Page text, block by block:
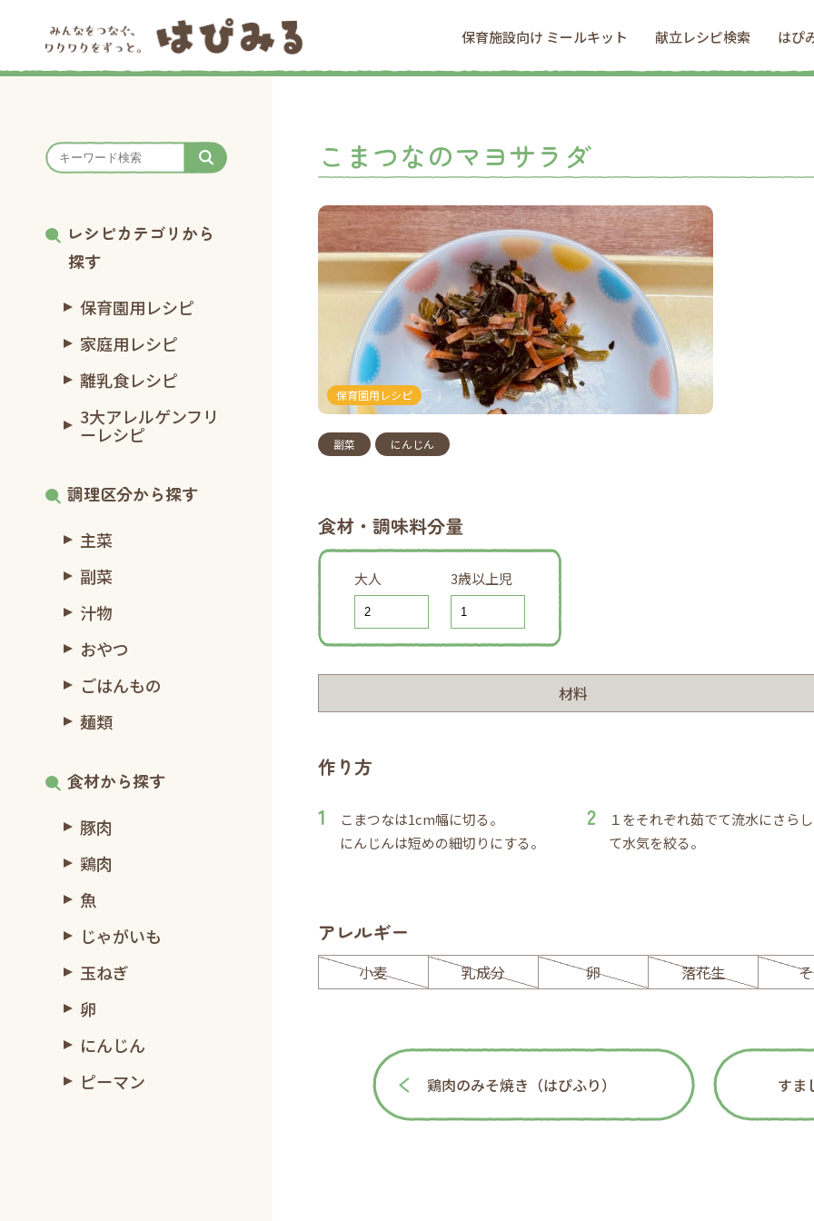
保育施設向け ミールキット 献立レシピ検索 はぴ
レシピカテゴリから
探す
保育園用レシピ
家庭用レシピ
離乳食レシピ
3大アレルゲンフリ
ーレシピ
調理区分から探す
主菜
副菜
汁物
おやつ
ごはんもの
麺類
食材から探す
豚肉
鶏肉
魚
じゃがいも
玉ねぎ
卵
にんじん
ピーマン
こまつなのマヨサラダ
保育園用レシピ
副菜 にんじん
食材・調味料分量
大人 3歳以上児
材料
作り方
こまつなは1cm幅に切る。
にんじんは短めの細切りにする。
１をそれぞれ茹でて流水にさらし
て水気を絞る。
アレルギー
小麦 乳成分 卵 落花生
鶏肉のみそ焼き（はぴふり） すま